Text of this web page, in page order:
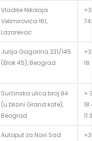
Vladike Nikolaja
Velimirovića 161,
Lazarevac
Jurija Gagarina 231/145
(Blok 45), Beograd
18
Surčinska ulica broj 94
(u blizini Grand kafe),
Beograd
+
18
11
Autoput za Novi Sad